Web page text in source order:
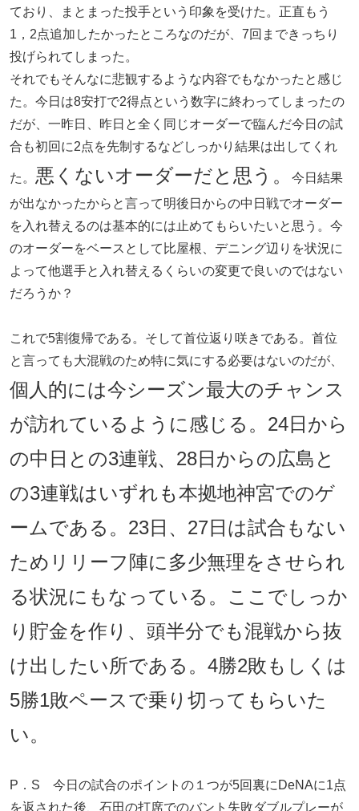
ており、まとまった投手という印象を受けた。正直もう
1，2点追加したかったところなのだが、7回まできっちり
投げられてしまった。
それでもそんなに悲観するような内容でもなかったと感じ
た。今日は8安打で2得点という数字に終わってしまったの
だが、一昨日、昨日と全く同じオーダーで臨んだ今日の試
合も初回に2点を先制するなどしっかり結果は出してくれ
た。 悪くないオーダーだと思う。
今日結果
が出なかったからと言って明後日からの中日戦でオーダー
を入れ替えるのは基本的には止めてもらいたいと思う。今
のオーダーをベースとして比屋根、デニング辺りを状況に
よって他選手と入れ替えるくらいの変更で良いのではない
だろうか？
これで5割復帰である。そして首位返り咲きである。首位
と言っても大混戦のため特に気にする必要はないのだが、
個人的には今シーズン最大のチャンス
が訪れているように感じる。24日から
の中日との3連戦、28日からの広島と
の3連戦はいずれも本拠地神宮でのゲ
ームである。23日、27日は試合もない
ためリリーフ陣に多少無理をさせられ
る状況にもなっている。ここでしっか
り貯金を作り、頭半分でも混戦から抜
け出したい所である。4勝2敗もしくは
5勝1敗ペースで乗り切ってもらいた
い。
P．S 今日の試合のポイントの１つが5回裏にDeNAに1点
を返された後、石田の打席でのバント失敗ダブルプレーが